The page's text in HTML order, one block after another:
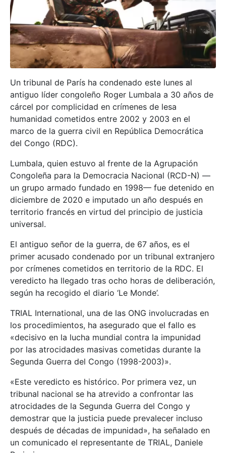
Un tribunal de París ha condenado este lunes al
antiguo líder congoleño Roger Lumbala a 30 años de
cárcel por complicidad en crímenes de lesa
humanidad cometidos entre 2002 y 2003 en el
marco de la guerra civil en República Democrática
del Congo (RDC).
Lumbala, quien estuvo al frente de la Agrupación
Congoleña para la Democracia Nacional (RCD-N) —
un grupo armado fundado en 1998— fue detenido en
diciembre de 2020 e imputado un año después en
territorio francés en virtud del principio de justicia
universal.
El antiguo señor de la guerra, de 67 años, es el
primer acusado condenado por un tribunal extranjero
por crímenes cometidos en territorio de la RDC. El
veredicto ha llegado tras ocho horas de deliberación,
según ha recogido el diario ‘Le Monde’.
TRIAL International, una de las ONG involucradas en
los procedimientos, ha asegurado que el fallo es
«decisivo en la lucha mundial contra la impunidad
por las atrocidades masivas cometidas durante la
Segunda Guerra del Congo (1998-2003)».
«Este veredicto es histórico. Por primera vez, un
tribunal nacional se ha atrevido a confrontar las
atrocidades de la Segunda Guerra del Congo y
demostrar que la justicia puede prevalecer incluso
después de décadas de impunidad», ha señalado en
un comunicado el representante de TRIAL, Daniele